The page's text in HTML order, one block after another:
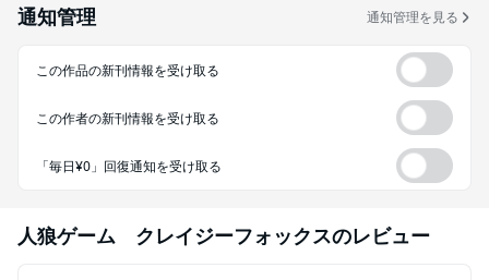
通知管理 通知管理を見る
この作品の新刊情報を受け取る
この作者の新刊情報を受け取る
「毎日¥0」回復通知を受け取る
人狼ゲーム クレイジーフォックスのレビュー